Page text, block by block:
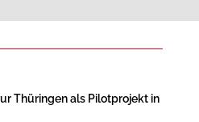
Thüringen als Pilotprojekt in